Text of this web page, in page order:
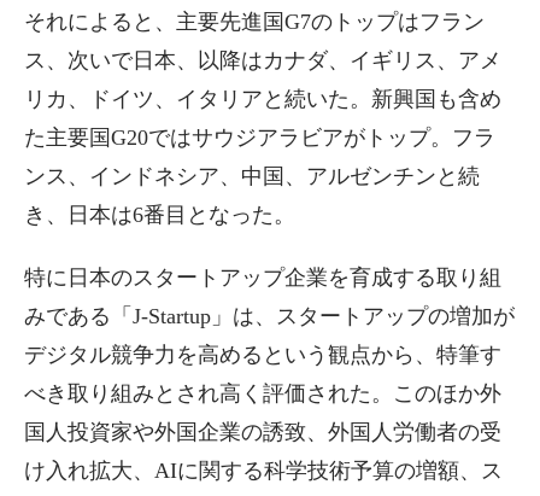
それによると、主要先進国G7のトップはフラン
ス、次いで日本、以降はカナダ、イギリス、アメ
リカ、ドイツ、イタリアと続いた。新興国も含め
た主要国G20ではサウジアラビアがトップ。フラ
ンス、インドネシア、中国、アルゼンチンと続
き、日本は6番目となった。
特に日本のスタートアップ企業を育成する取り組
みである「J-Startup」は、スタートアップの増加が
デジタル競争力を高めるという観点から、特筆す
べき取り組みとされ高く評価された。このほか外
国人投資家や外国企業の誘致、外国人労働者の受
け入れ拡大、AIに関する科学技術予算の増額、ス